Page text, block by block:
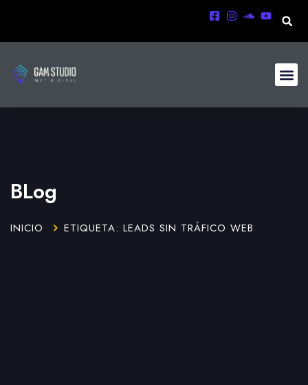
BLog
INICIO ETIQUETA: LEADS SIN TRÁFICO WEB